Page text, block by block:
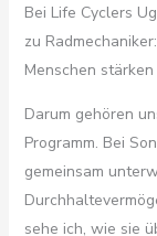
Bei Life Cyclers
zu
Menschen
Darum gehören
Programm. Bei
gemeinsam
sehe ich, wie sie